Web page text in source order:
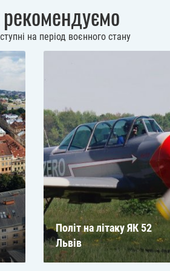
на період воєнного стану
Політ на літаку ЯК 52
Львів